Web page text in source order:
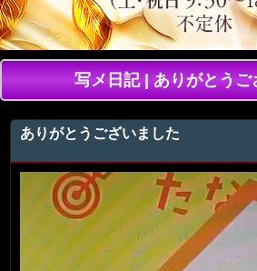
写メ日記 | ありがとうご
ありがとうございました